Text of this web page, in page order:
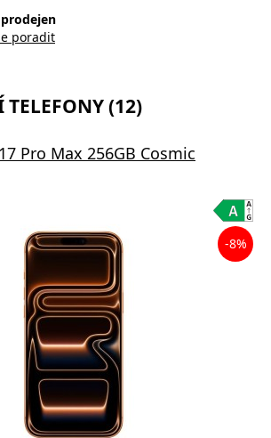
poradit
TELEFONY (12)
Pro Max 256GB Cosmic
-8%